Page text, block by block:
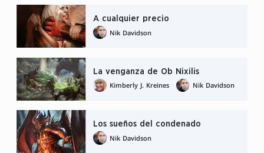
A cualquier precio
Nik Davidson
La venganza de Ob Nixilis
Kimberly J. Kreines
Nik Davidson
Los sueños del condenado
Nik Davidson